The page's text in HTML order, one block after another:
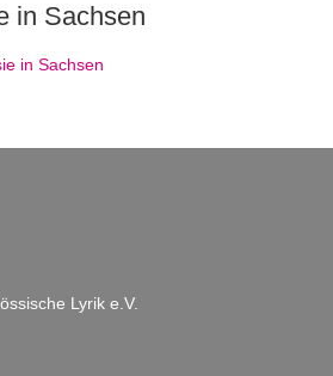
in Sachsen
in Sachsen
Lyrik e.V.